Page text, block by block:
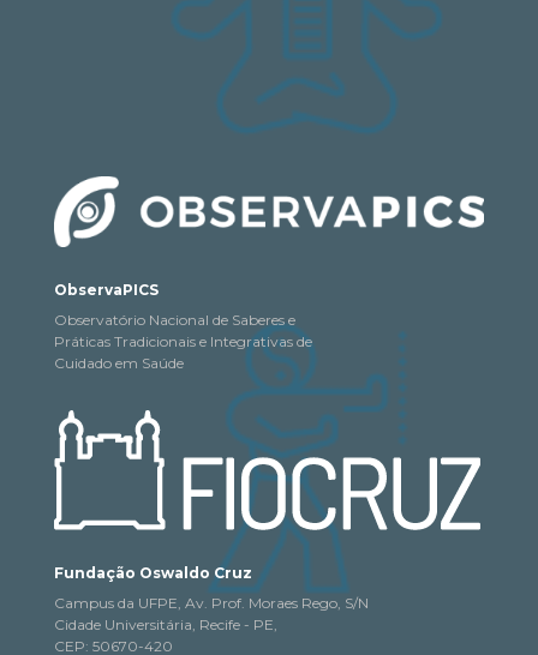
ObservaPICS
Observatório Nacional de Saberes e
Práticas Tradicionais e Integrativas de
Cuidado em Saúde
Fundação Oswaldo Cruz
Campus da UFPE, Av. Prof. Moraes Rego, S/N
Cidade Universitária, Recife - PE,
CEP: 50670-420